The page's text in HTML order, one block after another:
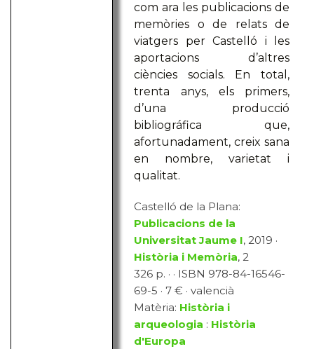
com ara les publicacions de
memòries o de relats de
viatgers per Castelló i les
aportacions d’altres
ciències socials. En total,
trenta anys, els primers,
d’una producció
bibliográfica que,
afortunadament, creix sana
en nombre, varietat i
qualitat.
Castelló de la Plana:
Publicacions de la
Universitat Jaume I, 2019 ·
Història i Memòria, 2
326 p. · · ISBN 978-84-16546-
69-5 · 7 € · valencià
Matèria: Història i
arqueologia : Història
d'Europa